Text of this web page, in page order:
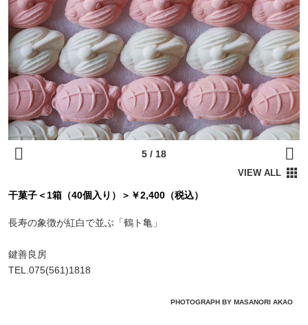
干菓子＜1箱（40個入り）＞￥2,400（税込）
長寿の象徴が紅白で並ぶ「鶴ト亀」
鍵善良房
TEL.075(561)1818
PHOTOGRAPH BY MASANORI AKAO